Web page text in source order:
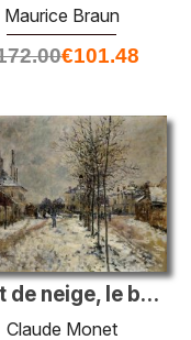
Maurice Braun
€101.48
Effet de neige, le boulevard de Pontoise à Argenteuil
Claude Monet